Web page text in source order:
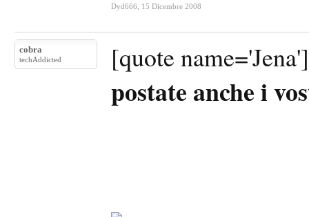
Dyd666 15 Dicembre 2008
cobra
techAddicted [quote name='Jena']
postate anche i